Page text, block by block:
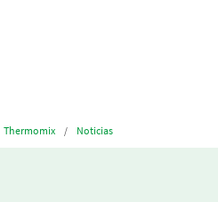
Thermomix Noticias